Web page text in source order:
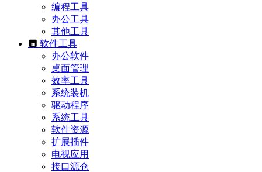
编程工具
办公工具
其他工具
软件工具
办公软件
桌面管理
效率工具
系统装机
驱动程序
系统工具
软件资源
扩展插件
电视应用
接口源仓